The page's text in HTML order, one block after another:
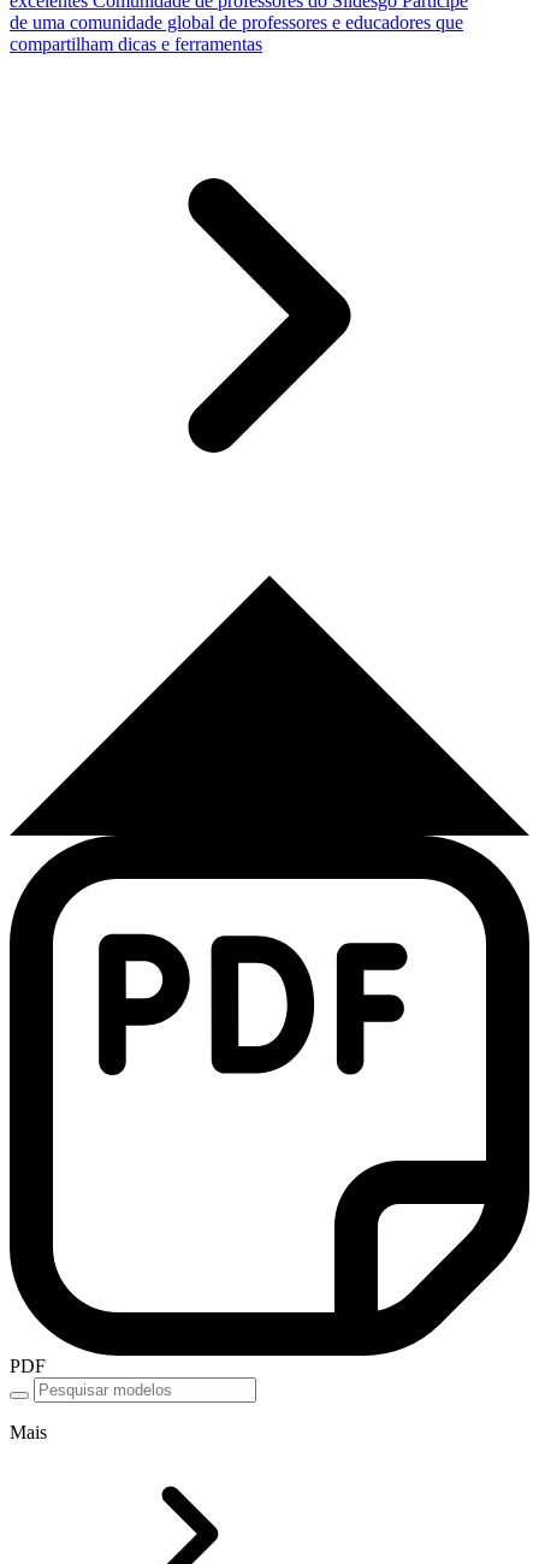
de uma comunidade global de professores e educadores que
compartilham dicas e ferramentas
PDF
Mais